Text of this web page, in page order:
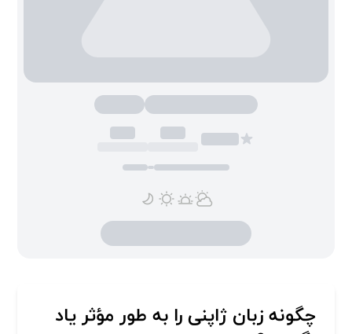
چگونه زبان ژاپنی را به طور مؤثر یاد